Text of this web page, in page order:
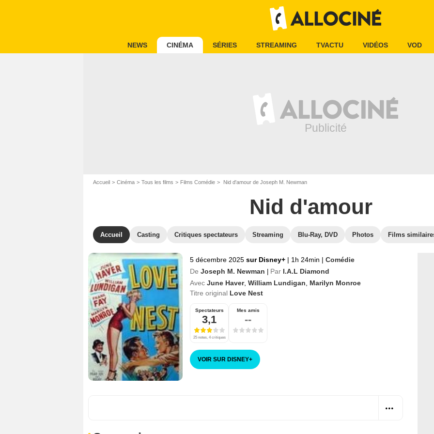
NEWS CINÉMA SÉRIES STREAMING TVACTU VIDÉOS VOD
Accueil Cinéma Tous les films Films Comédie Nid d'amour de Joseph M. Newman
Nid d'amour
Accueil Casting Critiques spectateurs Streaming Blu-Ray, DVD Photos Films
5 décembre 2025 sur Disney+ | 1h 24min | Comédie
De Joseph M. Newman Par I.A.L Diamond
Avec June Haver, William Lundigan
Marilyn Monroe
Titre original Love Nest
Spectateurs
3,1
25 notes, 4 critiques
Mes amis
--
VOIR SUR DISNEY+